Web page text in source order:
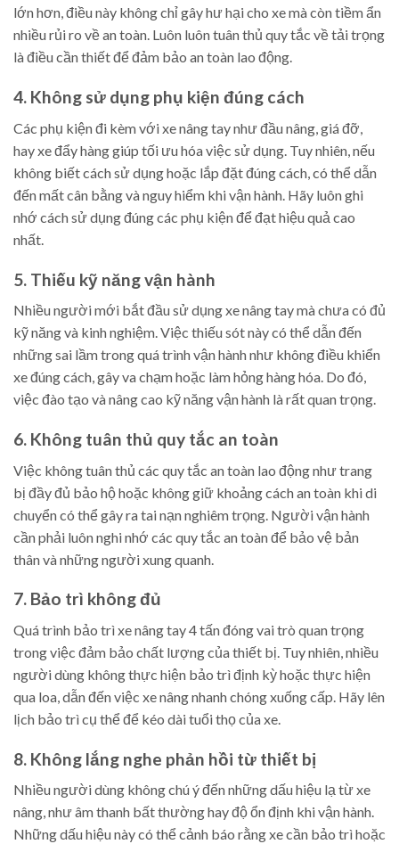
lớn hơn, điều này không chỉ gây hư hại cho xe mà còn tiềm ẩn
nhiều rủi ro về an toàn. Luôn luôn tuân thủ quy tắc về tải trọng
là điều cần thiết để đảm bảo an toàn lao động.
4. Không sử dụng phụ kiện đúng cách
Các phụ kiện đi kèm với xe nâng tay như đầu nâng, giá đỡ,
hay xe đẩy hàng giúp tối ưu hóa việc sử dụng. Tuy nhiên, nếu
không biết cách sử dụng hoặc lắp đặt đúng cách, có thể dẫn
đến mất cân bằng và nguy hiểm khi vận hành. Hãy luôn ghi
nhớ cách sử dụng đúng các phụ kiện để đạt hiệu quả cao
nhất.
5. Thiếu kỹ năng vận hành
Nhiều người mới bắt đầu sử dụng xe nâng tay mà chưa có đủ
kỹ năng và kinh nghiệm. Việc thiếu sót này có thể dẫn đến
những sai lầm trong quá trình vận hành như không điều khiển
xe đúng cách, gây va chạm hoặc làm hỏng hàng hóa. Do đó,
việc đào tạo và nâng cao kỹ năng vận hành là rất quan trọng.
6. Không tuân thủ quy tắc an toàn
Việc không tuân thủ các quy tắc an toàn lao động như trang
bị đầy đủ bảo hộ hoặc không giữ khoảng cách an toàn khi di
chuyển có thể gây ra tai nạn nghiêm trọng. Người vận hành
cần phải luôn nghi nhớ các quy tắc an toàn để bảo vệ bản
thân và những người xung quanh.
7. Bảo trì không đủ
Quá trình bảo trì xe nâng tay 4 tấn đóng vai trò quan trọng
trong việc đảm bảo chất lượng của thiết bị. Tuy nhiên, nhiều
người dùng không thực hiện bảo trì định kỳ hoặc thực hiện
qua loa, dẫn đến việc xe nâng nhanh chóng xuống cấp. Hãy lên
lịch bảo trì cụ thể để kéo dài tuổi thọ của xe.
8. Không lắng nghe phản hồi từ thiết bị
Nhiều người dùng không chú ý đến những dấu hiệu lạ từ xe
nâng, như âm thanh bất thường hay độ ổn định khi vận hành.
Những dấu hiệu này có thể cảnh báo rằng xe cần bảo trì hoặc